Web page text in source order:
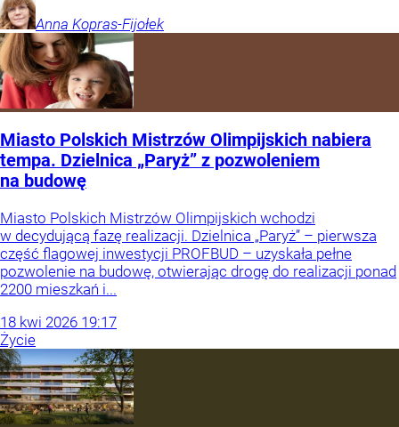
Anna Kopras-Fijołek
Miasto Polskich Mistrzów Olimpijskich nabiera
tempa. Dzielnica „Paryż” z pozwoleniem
na budowę
Miasto Polskich Mistrzów Olimpijskich wchodzi
w decydującą fazę realizacji. Dzielnica „Paryż” – pierwsza
część flagowej inwestycji PROFBUD – uzyskała pełne
pozwolenie na budowę, otwierając drogę do realizacji ponad
2200 mieszkań i...
18 kwi 2026 19:17
Życie